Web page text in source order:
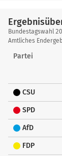
Bundestagswahl
Amtliches
Partei
CSU
SPD
AfD
FDP